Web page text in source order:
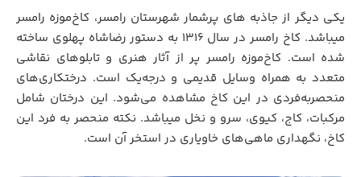
یکی دیگر از جاذبه های پرشمار شهرستان رامسر، کاخ‌موزه رامسر
میباشد. کاخ رامسر در سال ۱۳۱۶ به دستور رضاشاه پهلوی ساخته
شده است. کاخ‌موزه رامسر پر از آثار هنری و تابلوهای نقاشی
متعدد به همراه وسایل قدیمی و درجه‌یک است. درختکاری‌های
منحصربه‌فردی در این کاخ مشاهده می‌شود. این درختان شامل
مرکبات، کاج، کیوی، سرو و نخل میباشد. نکته منحصر به فرد این
کاخ، نگهداری ماهی‌های خاویاری در استخر آن است.